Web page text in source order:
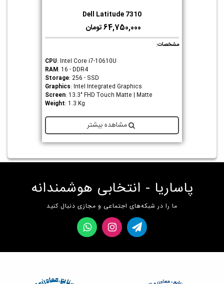
Dell Latitude 7310
64,750,000 تومان
مشخصات:
CPU: Intel Core i7-10610U
RAM: 16 - DDR4
Storage: 256 - SSD
Graphics: Intel Integrated Graphics
Screen: 13.3" FHD Touch Matte | Matte
Weight: 1.3 Kg
مشاهده بیشتر
پاساریا - انتخابی هوشمندانه
ما را در شبکه‌های اجتماعی و مجازی دنبال کنید